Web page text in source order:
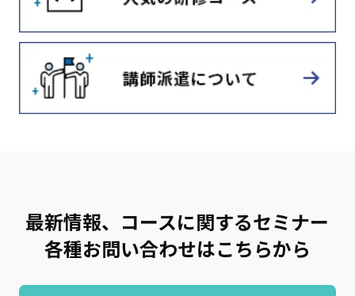
最新情報、コースに関するセミナー
各種お問い合わせはこちらから